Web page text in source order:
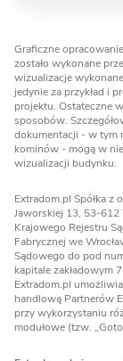
Graficzne
zostało wykonane
wizualizacje
jedynie za przykład i
projektu. Ostateczne
sposobów.
dokumentacji - w tym
kominów - mogą w
wizualizacji budynku.
Extradom.pl Spółka z
Jaworskiej 13, 53-
Krajowego Rejestru
Fabrycznej we
Sądowego do pod
kapitale zakładowym
Extradom.pl
handlową Partnerów
przy wykorzystaniu
modułowe (tzw.